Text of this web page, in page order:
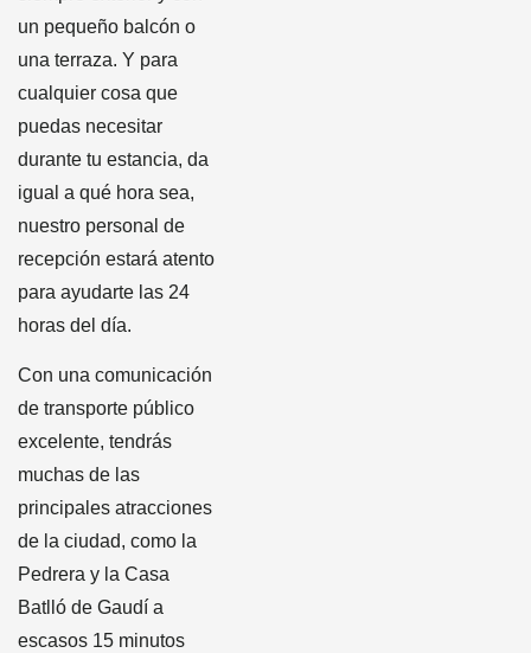
un pequeño balcón o
una terraza. Y para
cualquier cosa que
puedas necesitar
durante tu estancia, da
igual a qué hora sea,
nuestro personal de
recepción estará atento
para ayudarte las 24
horas del día.
Con una comunicación
de transporte público
excelente, tendrás
muchas de las
principales atracciones
de la ciudad, como la
Pedrera y la Casa
Batlló de Gaudí a
escasos 15 minutos